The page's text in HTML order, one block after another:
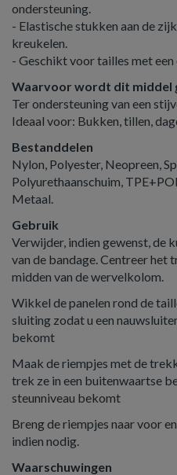
ondersteuning.
- Elastische stukken aan de
kreukelen.
- Geschikt voor tailles met
Waarvoor wordt dit middel
Ter ondersteuning van een
Ideaal voor: Bukken, tillen,
Bestanddelen
Nylon, Polyester, Neopreen,
Polyurethaanschuim,
Metaal.
Gebruik
Verwijder, indien gewenst, de
van de bandage. Centreer
midden van de wervelkolom.
Wikkel de panelen rond de
sluiting zodat u een
bekomt
Maak de riempjes met de
trek ze in een buitenwaartse
steunniveau bekomt
Breng de riempjes naar voor
indien nodig.
Waarschuwingen